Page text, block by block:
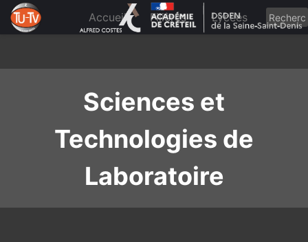
content
Accueil Filières Lycées
Sciences et
Technologies de
Laboratoire